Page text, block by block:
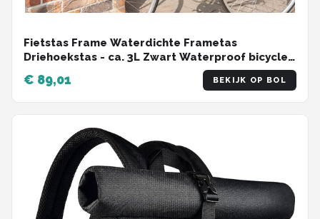
Fietstas Frame Waterdichte Frametas
Driehoekstas - ca. 3L Zwart Waterproof bicycle
€ 89,01 BEKIJK OP BOL